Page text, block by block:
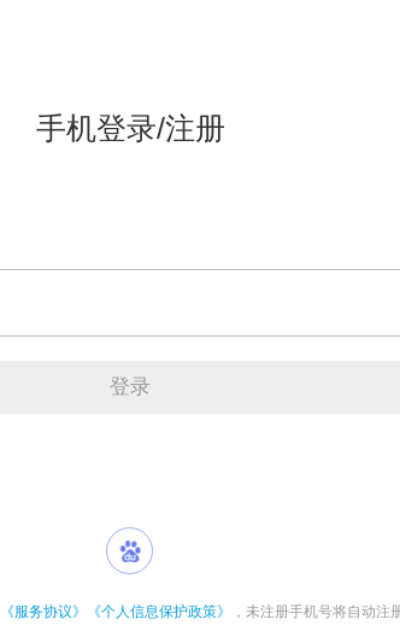
手机登录/注册
登录
《服务协议》 《个人信息保护政策》 ，未注册手机号将自动注